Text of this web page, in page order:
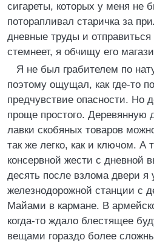
сигареты, которых у меня не
поторапливал старичка за
дневные труды и
стемнеет, я обчищу его
Я не был грабителем по
поэтому ощущал, как где-то
предчувствие опасности. Но
проще простого. Деревянную
лавки скобяных товаров
так же легко, как и ключом.
консервной жести с дневной
десять после взлома двери я
железнодорожной станции с
Майами в кармане. В
когда-то ждало блестящее
вещами гораздо более